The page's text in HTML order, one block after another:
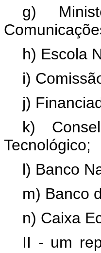
g)
h) Escola
i)
j)
k)
Tecnológico;
l) Banco
m) Banco
n) Caixa
II - um